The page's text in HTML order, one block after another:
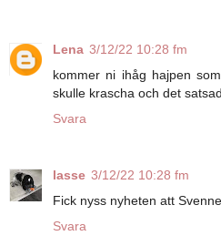
Lena 3/12/22 10:28 fm
kommer ni ihåg hajpen
skulle krascha och det
Svara
lasse 3/12/22 10:28 fm
Fick nyss nyheten att
Svara